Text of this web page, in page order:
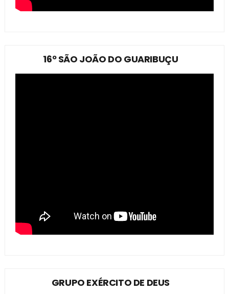
16º SÃO JOÃO DO GUARIBUÇU
GRUPO EXÉRCITO DE DEUS